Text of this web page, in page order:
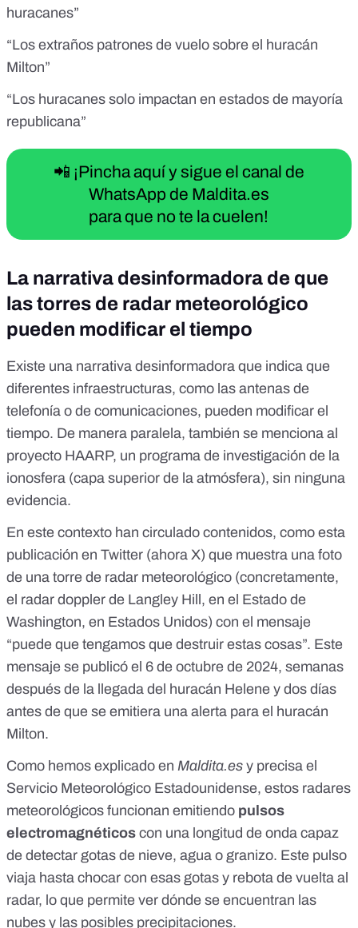
huracanes”
“Los extraños patrones de vuelo sobre el huracán
Milton”
“Los huracanes solo impactan en estados de mayoría
republicana”
📲 ¡Pincha aquí y sigue el canal de
WhatsApp de Maldita.es
para que no te la cuelen!
La narrativa desinformadora de que
las torres de radar meteorológico
pueden modificar el tiempo
Existe una narrativa desinformadora que indica que
diferentes infraestructuras, como las antenas de
telefonía o de comunicaciones, pueden modificar el
tiempo. De manera paralela, también se menciona al
proyecto HAARP, un programa de investigación de la
ionosfera (capa superior de la atmósfera), sin ninguna
evidencia.
En este contexto han circulado contenidos, como esta
publicación en Twitter (ahora X) que muestra una foto
de una torre de radar meteorológico (concretamente,
el radar doppler de Langley Hill , en el Estado de
Washington, en Estados Unidos) con el mensaje
“puede que tengamos que destruir estas cosas”. Este
mensaje se publicó el 6 de octubre de 2024, semanas
después de la llegada del huracán Helene y dos días
antes de que se emitiera una alerta para el huracán
Milton.
Como hemos explicado en Maldita.es y precisa el
Servicio Meteorológico Estadounidense, estos radares
meteorológicos funcionan emitiendo pulsos
electromagnéticos con una longitud de onda capaz
de detectar gotas de nieve, agua o granizo. Este pulso
viaja hasta chocar con esas gotas y rebota de vuelta al
radar, lo que permite ver dónde se encuentran las
nubes y las posibles precipitaciones.